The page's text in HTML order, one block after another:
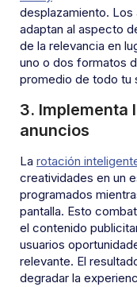
desplazamiento.
adaptan al aspecto
de la relevancia en
uno o dos formatos
promedio de todo tu
3. Implementa
anuncios
La rotación
creatividades en un
programados
pantalla. Esto
el contenido
usuarios
relevante. El
degradar la